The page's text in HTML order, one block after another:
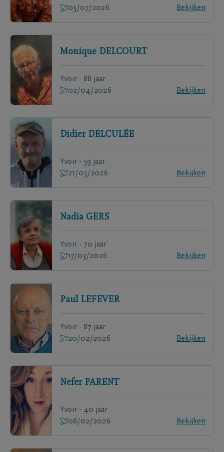
05/07/2026
Bekijken
Monique DELCOURT
Yvoir - 88 jaar
02/04/2026
Bekijken
Didier DELCULÉE
Yvoir - 59 jaar
21/03/2026
Bekijken
Nadia GERS
Yvoir - 70 jaar
17/03/2026
Bekijken
Paul LEFEVER
Yvoir - 87 jaar
20/02/2026
Bekijken
Nefer PARENT
Yvoir - 40 jaar
08/02/2026
Bekijken